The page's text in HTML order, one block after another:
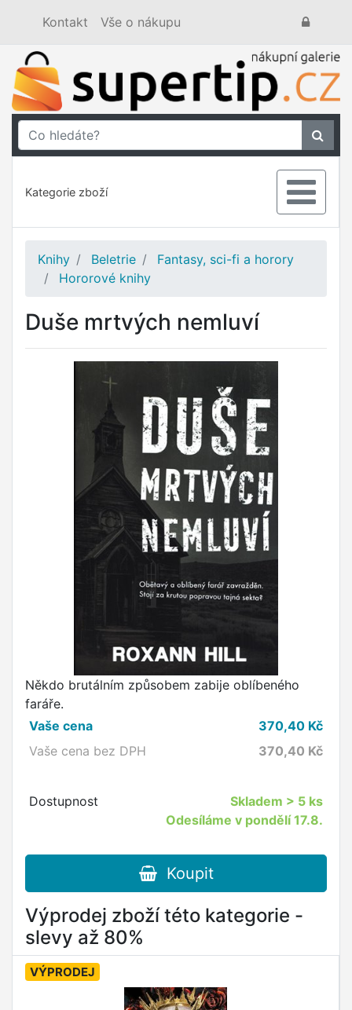
Kontakt Vše o nákupu
Kategorie zboží
Knihy Beletrie
Fantasy, sci-fi a horory
Hororové knihy
Duše mrtvých nemluví
Někdo brutálním způsobem zabije oblíbeného
faráře.
Vaše cena
370,40 Kč
Vaše cena bez DPH
370,40 Kč
Dostupnost Skladem > 5 ks
Odesíláme v pondělí 17.8.
Koupit
Výprodej zboží této kategorie -
slevy až 80%
VÝPRODEJ